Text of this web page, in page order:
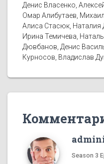
Денис Власенко,
Омар Алибутаев,
Алиса Стасюк, Наталия
Ирина Темичева,
Дювбанов, Денис
Курносов, Владислав
Season 3